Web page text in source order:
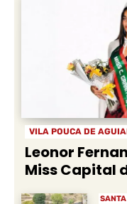
VILA POUCA DE
Leonor
Miss Capital